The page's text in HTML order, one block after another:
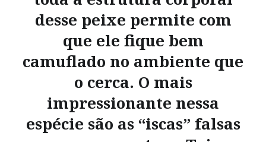
desse peixe permite com
que ele fique bem
camuflado no ambiente que
o cerca. O mais
impressionante nessa
espécie são as “iscas” falsas